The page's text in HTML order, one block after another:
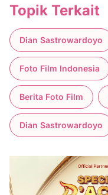
Topik Terkait
Dian Sastrowardoyo
Foto Film Indonesia
Berita Foto Film
Dian Sastrowardoyo